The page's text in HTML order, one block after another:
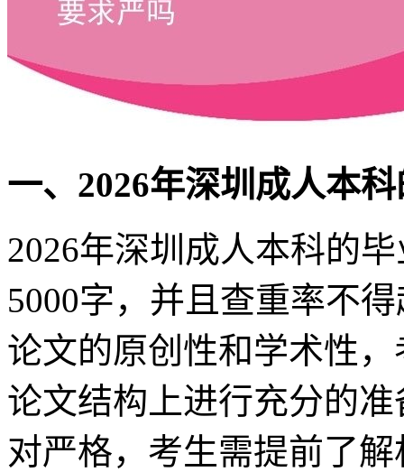
一、2026年深圳成人本
2026年深圳成人本科的
5000字，并且查重率不
论文的原创性和学术性
论文结构上进行充分的
对严格，考生需提前了